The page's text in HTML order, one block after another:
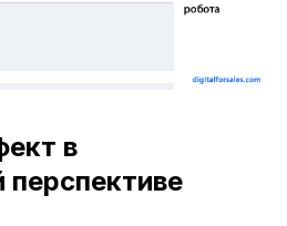
в
перспективе